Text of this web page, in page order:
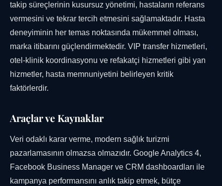
takip süreçlerinin kusursuz yönetimi, hastaların referans
vermesini ve tekrar tercih etmesini sağlamaktadır. Hasta
deneyiminin her temas noktasında mükemmel olması,
marka itibarını güçlendirmektedir. VIP transfer hizmetleri,
otel-klinik koordinasyonu ve refakatçi hizmetleri gibi yan
hizmetler, hasta memnuniyetini belirleyen kritik
faktörlerdir.
Araçlar ve Kaynaklar
Veri odaklı karar verme, modern sağlık turizmi
pazarlamasının olmazsa olmazıdır. Google Analytics 4,
Facebook Business Manager ve CRM dashboardları ile
kampanya performansını anlık takip etmek, bütçe